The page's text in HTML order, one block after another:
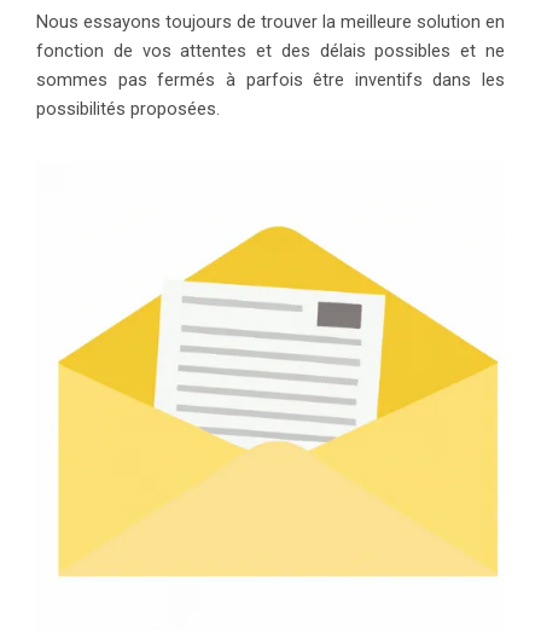
Nous essayons toujours de trouver la meilleure solution en
fonction de vos attentes et des délais possibles et ne
sommes pas fermés à parfois être inventifs dans les
possibilités proposées.